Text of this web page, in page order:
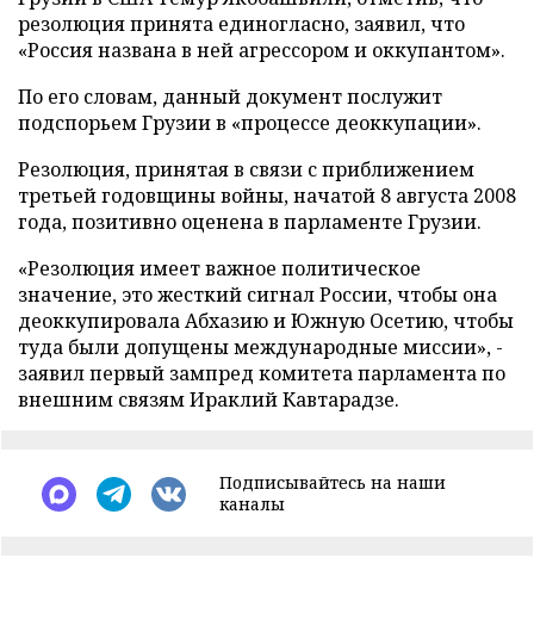
резолюция принята единогласно, заявил, что
«Россия названа в ней агрессором и оккупантом».
По его словам, данный документ послужит
подспорьем Грузии в «процессе деоккупации».
Резолюция, принятая в связи с приближением
третьей годовщины войны, начатой 8 августа 2008
года, позитивно оценена в парламенте Грузии.
«Резолюция имеет важное политическое
значение, это жесткий сигнал России, чтобы она
деоккупировала Абхазию и Южную Осетию, чтобы
туда были допущены международные миссии», -
заявил первый зампред комитета парламента по
внешним связям Ираклий Кавтарадзе.
Подписывайтесь на наши
каналы